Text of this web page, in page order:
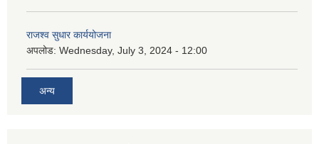
राजश्व सुधार कार्ययोजना
अपलोड: Wednesday, July 3, 2024 - 12:00
अन्य